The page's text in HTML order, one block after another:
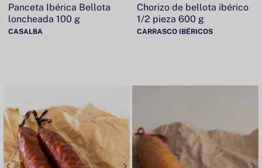
Panceta Ibérica Bellota
loncheada 100 g
CASALBA
Chorizo de bellota ibérico
1/2 pieza 600 g
CARRASCO IBÉRICOS